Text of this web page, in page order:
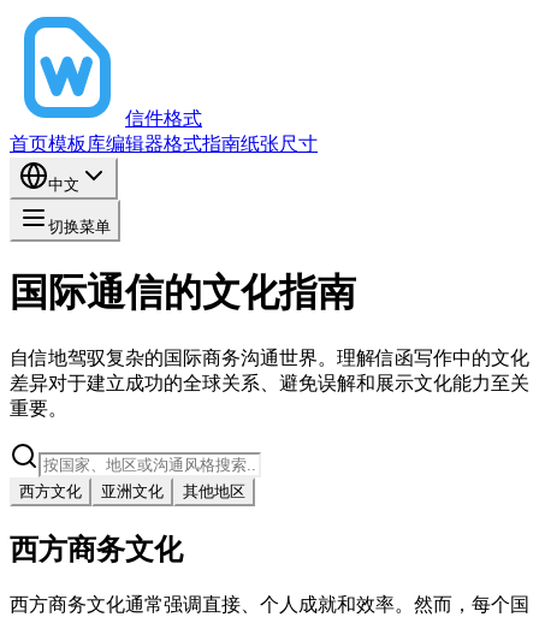
信件格式
首页模板库编辑器格式指南纸张尺寸
中文
切换菜单
国际通信的文化指南
自信地驾驭复杂的国际商务沟通世界。理解信函写作中的文化
差异对于建立成功的全球关系、避免误解和展示文化能力至关
重要。
西方文化 亚洲文化 其他地区
西方商务文化
西方商务文化通常强调直接、个人成就和效率。然而，每个国